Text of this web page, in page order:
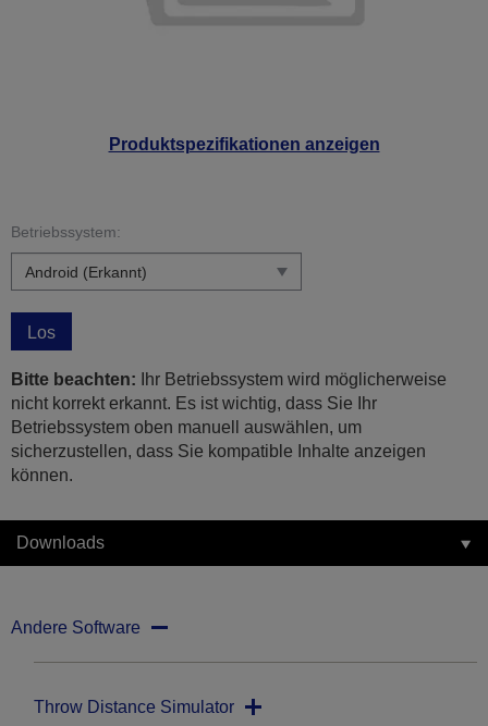
Produktspezifikationen anzeigen
Betriebssystem:
Los
Bitte beachten: Ihr Betriebssystem wird möglicherweise
nicht korrekt erkannt. Es ist wichtig, dass Sie Ihr
Betriebssystem oben manuell auswählen, um
sicherzustellen, dass Sie kompatible Inhalte anzeigen
können.
Downloads
Andere Software
Throw Distance Simulator